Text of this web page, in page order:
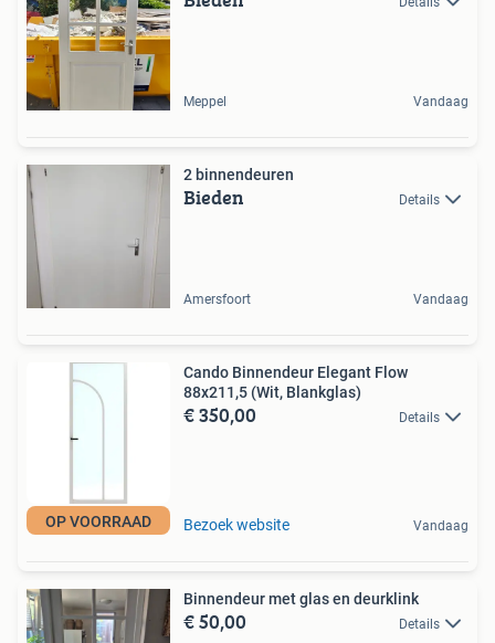
Meppel Vandaag
2 binnendeuren
Bieden Details
Amersfoort Vandaag
OP VOORRAAD
Cando Binnendeur Elegant Flow
88x211,5 (Wit, Blankglas)
€ 350,00 Details
Bezoek website Vandaag
Binnendeur met glas en deurklink
€ 50,00 Details